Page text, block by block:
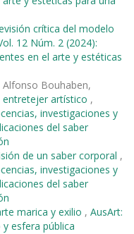
crítica del modelo
12 Núm. 2 (2024):
en el arte y estéticas
Alfonso Bouhaben,
entretejer artístico ,
investigaciones y
del saber
de un saber corporal ,
investigaciones y
del saber
marica y exilio , AusArt:
esfera pública